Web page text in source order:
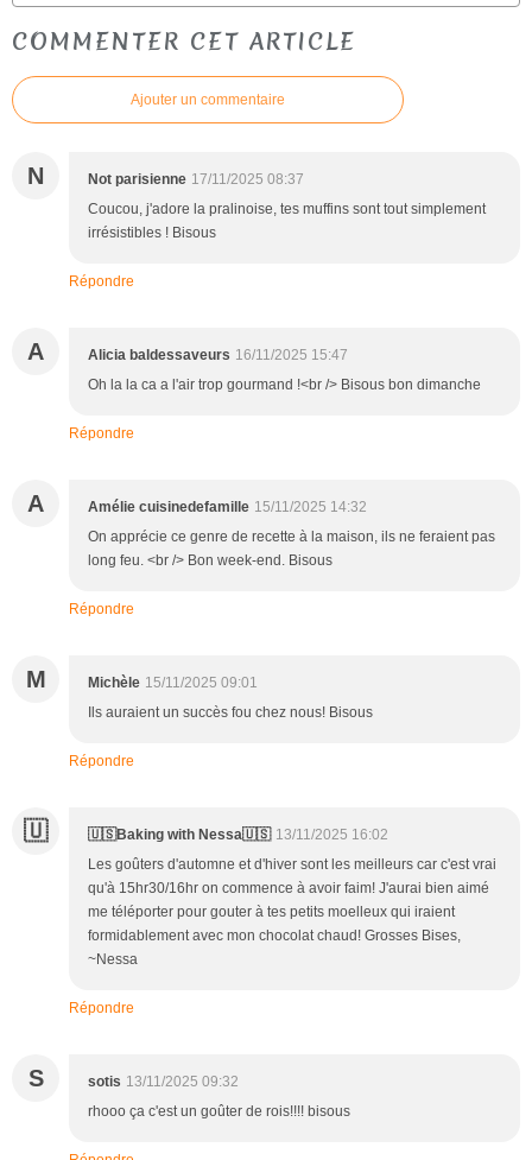
COMMENTER CET ARTICLE
Ajouter un commentaire
N Not parisienne 17/11/2025 08:37
Coucou, j'adore la pralinoise, tes muffins sont tout simplement
irrésistibles ! Bisous
Répondre
A Alicia baldessaveurs 16/11/2025 15:47
Oh la la ca a l'air trop gourmand !<br /> Bisous bon dimanche
Répondre
A Amélie cuisinedefamille 15/11/2025 14:32
On apprécie ce genre de recette à la maison, ils ne feraient pas
long feu. <br /> Bon week-end. Bisous
Répondre
M Michèle 15/11/2025 09:01
Ils auraient un succès fou chez nous! Bisous
Répondre
🇺 🇺🇸Baking with Nessa🇺🇸 13/11/2025 16:02
Les goûters d'automne et d'hiver sont les meilleurs car c'est vrai
qu'à 15hr30/16hr on commence à avoir faim! J'aurai bien aimé
me téléporter pour gouter à tes petits moelleux qui iraient
formidablement avec mon chocolat chaud! Grosses Bises,
~Nessa
Répondre
S sotis 13/11/2025 09:32
rhooo ça c'est un goûter de rois!!!! bisous